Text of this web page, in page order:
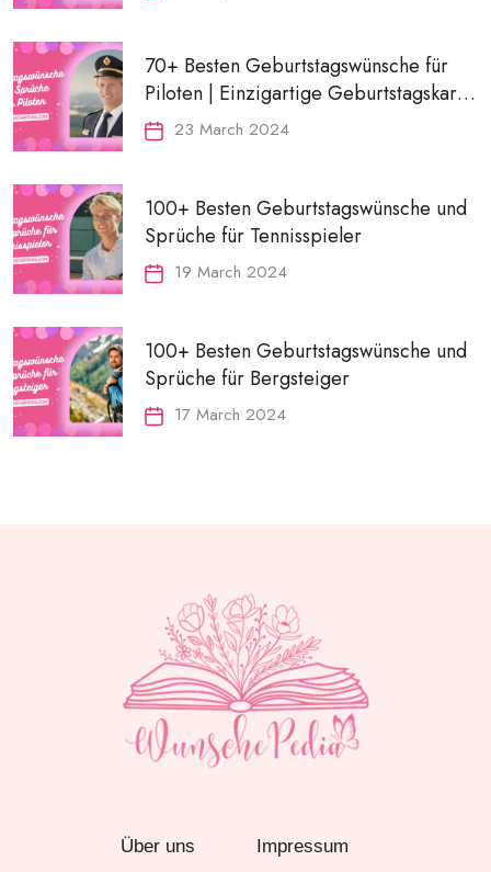
70+ Besten Geburtstagswünsche für
Piloten | Einzigartige Geburtstagskarte
& Geschenkideen
23 March 2024
100+ Besten Geburtstagswünsche und
Sprüche für Tennisspieler
19 March 2024
100+ Besten Geburtstagswünsche und
Sprüche für Bergsteiger
17 March 2024
Über uns Impressum